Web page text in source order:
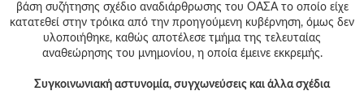
βάση συζήτησης σχέδιο αναδιάρθρωσης του ΟΑΣΑ το οποίο είχε
κατατεθεί στην τρόικα από την προηγούμενη κυβέρνηση, όμως δεν
υλοποιήθηκε, καθώς αποτέλεσε τμήμα της τελευταίας
αναθεώρησης του μνημονίου, η οποία έμεινε εκκρεμής.
Συγκοινωνιακή αστυνομία, συγχωνεύσεις και άλλα σχέδια